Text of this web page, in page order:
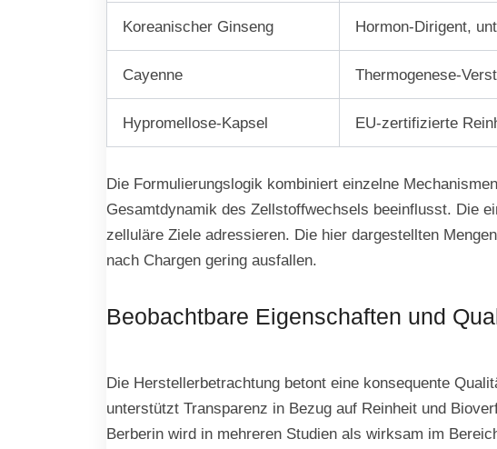
Koreanischer Ginseng Hormon-Dirigent,
Cayenne Thermogenese-
Hypromellose-Kapsel EU-zertifizierte
Die Formulierungslogik kombiniert einzelne
Gesamtdynamik des Zellstoffwechsels beeinflusst. Die
zelluläre Ziele adressieren. Die hier dargestellten
nach Chargen gering ausfallen.
Beobachtbare Eigenschaften und
Die Herstellerbetrachtung betont eine konsequente
unterstützt Transparenz in Bezug auf Reinheit und
Berberin wird in mehreren Studien als wirksam im